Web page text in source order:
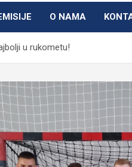
O NAMA
u rukometu!